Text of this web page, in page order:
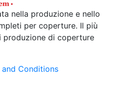
nella produzione e nello
per coperture. Il più
produzione di coperture
and Conditions